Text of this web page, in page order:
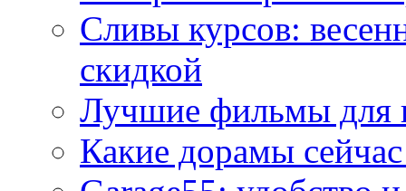
Сливы курсов:
скидкой
Лучшие фильмы для
Какие дорамы